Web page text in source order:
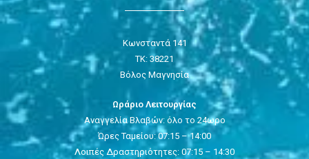
Κωνσταντά 141
ΤΚ: 38221
Βόλος Μαγνησία
Ωράριο Λειτουργίας
Αναγγελία Βλαβών: όλο το 24ωρο
Ώρες Ταμείου: 07:15 – 14:00
Λοιπές Δραστηριότητες: 07:15 – 14:30